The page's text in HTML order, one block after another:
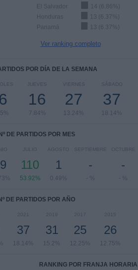
El Salvador
14 (6.86%)
Honduras
13 (6.37%)
Panamá
13 (6.37%)
Ver ranking completo
POR DÍA DE LA SEMANA
JUEVES
16
7.84%
VIERNES
27
13.24%
SÁBADO
37
18.14%
Nº DE PARTIDOS POR MES
JULIO
110
53.92%
AGOSTO
1
0.49%
SEPTIEMBRE
-
- %
OCTUBRE
-
- %
DE PARTIDOS POR AÑO
2021
37
18.14%
2019
31
15.2%
2017
25
12.25%
2015
26
12.75%
RANKING POR FRANJA HORARIA